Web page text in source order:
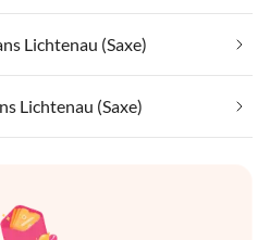
Lichtenau (Saxe)
Lichtenau (Saxe)